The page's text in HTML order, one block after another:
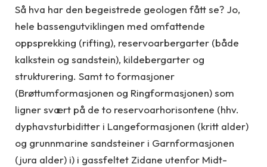
Så hva har den begeistrede geologen fått se? Jo,
hele bassengutviklingen med omfattende
oppsprekking (rifting), reservoarbergarter (både
kalkstein og sandstein), kildebergarter og
strukturering. Samt to formasjoner
(Brøttumformasjonen og Ringformasjonen) som
ligner svært på de to reservoarhorisontene (hhv.
dyphavsturbiditter i Langeformasjonen (kritt alder)
og grunnmarine sandsteiner i Garnformasjonen
(jura alder) i) i gassfeltet Zidane utenfor Midt-